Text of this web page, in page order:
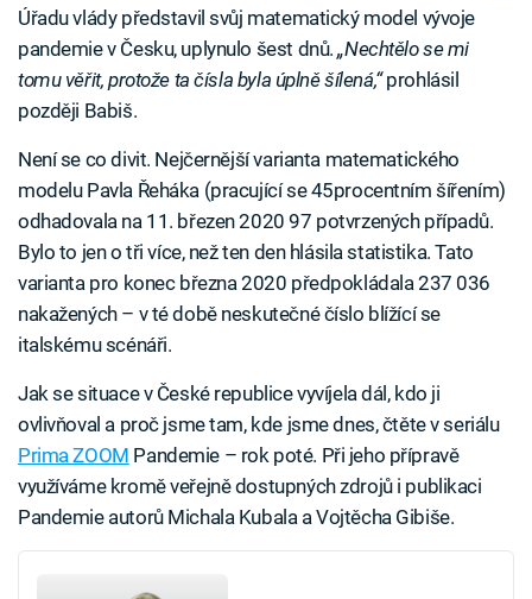
Úřadu vlády představil svůj matematický model vývoje
pandemie v Česku, uplynulo šest dnů.„Nechtělo se mi
tomu věřit, protože ta čísla byla úplně šílená,“prohlásil
později Babiš.
Není se co divit. Nejčernější varianta matematického
modelu Pavla Řeháka (pracující se 45procentním šířením)
odhadovala na 11. březen 2020 97 potvrzených případů.
Bylo to jen o tři více, než ten den hlásila statistika. Tato
varianta pro konec března 2020 předpokládala 237 036
nakažených – v té době neskutečné číslo blížící se
italskému scénáři.
Jak se situace v České republice vyvíjela dál, kdo ji
ovlivňoval a proč jsme tam, kde jsme dnes, čtěte v seriálu
Prima ZOOM Pandemie – rok poté. Při jeho přípravě
využíváme kromě veřejně dostupných zdrojů i publikaci
Pandemie autorů Michala Kubala a Vojtěcha Gibiše.